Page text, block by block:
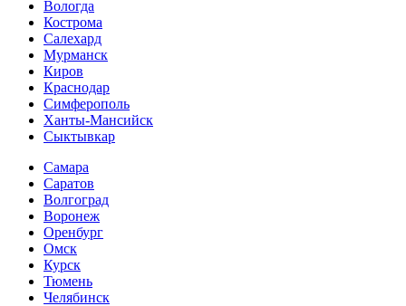
Вологда
Кострома
Салехард
Мурманск
Киров
Краснодар
Симферополь
Ханты-Мансийск
Сыктывкар
Самара
Саратов
Волгоград
Воронеж
Оренбург
Омск
Курск
Тюмень
Челябинск